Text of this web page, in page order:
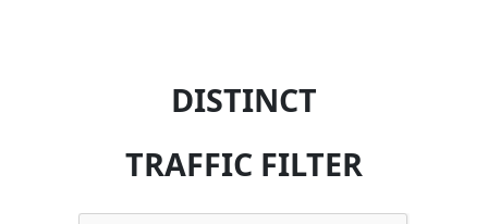
DISTINCT
TRAFFIC FILTER